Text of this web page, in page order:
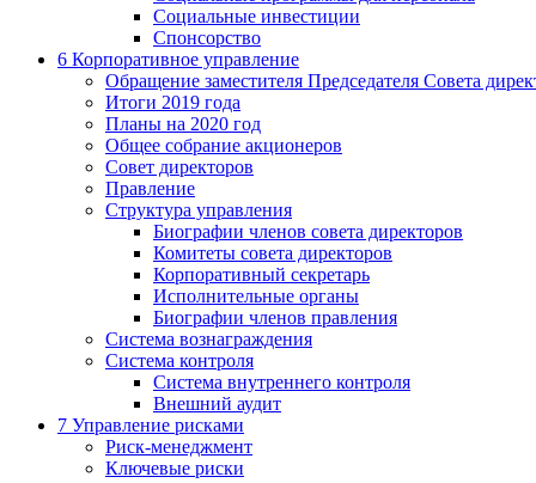
Социальные инвестиции
Спонсорство
6 Корпоративное управление
Обращение заместителя Председателя Совета
Итоги 2019 года
Планы на 2020 год
Общее собрание акционеров
Совет директоров
Правление
Структура управления
Биографии членов совета директоров
Комитеты совета директоров
Корпоративный секретарь
Исполнительные органы
Биографии членов правления
Система вознаграждения
Система контроля
Система внутреннего контроля
Внешний аудит
7 Управление рисками
Риск-менеджмент
Ключевые риски